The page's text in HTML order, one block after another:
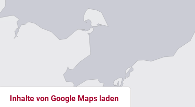
Inhalte von Google Maps laden